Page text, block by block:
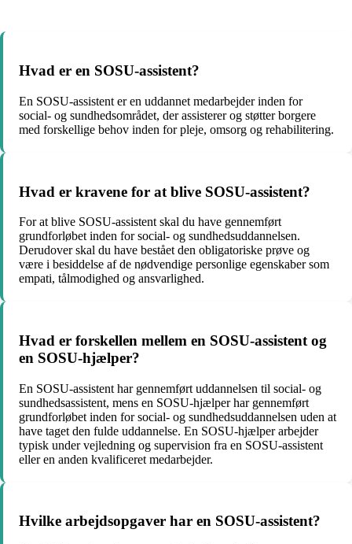
Hvad er en SOSU-assistent?
En SOSU-assistent er en uddannet medarbejder inden for
social- og sundhedsområdet, der assisterer og støtter borgere
med forskellige behov inden for pleje, omsorg og rehabilitering.
Hvad er kravene for at blive SOSU-assistent?
For at blive SOSU-assistent skal du have gennemført
grundforløbet inden for social- og sundhedsuddannelsen.
Derudover skal du have bestået den obligatoriske prøve og
være i besiddelse af de nødvendige personlige egenskaber som
empati, tålmodighed og ansvarlighed.
Hvad er forskellen mellem en SOSU-assistent og
en SOSU-hjælper?
En SOSU-assistent har gennemført uddannelsen til social- og
sundhedsassistent, mens en SOSU-hjælper har gennemført
grundforløbet inden for social- og sundhedsuddannelsen uden at
have taget den fulde uddannelse. En SOSU-hjælper arbejder
typisk under vejledning og supervision fra en SOSU-assistent
eller en anden kvalificeret medarbejder.
Hvilke arbejdsopgaver har en SOSU-assistent?